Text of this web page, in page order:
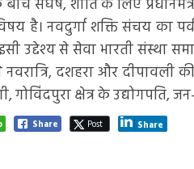
संघर्ष, शांति के लिए
है। नवदुर्गा शक्ति संचय का
उद्देश्य से सेवा भारती संस्था
नवरात्रि, दशहरा और दीपावली
गोविंदपुरा क्षेत्र के उद्योगपति,
Share Post Share